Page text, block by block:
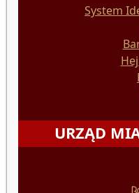
System
URZĄD